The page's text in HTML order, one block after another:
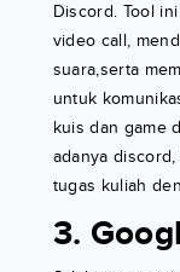
Discord. Tool
video call,
suara,serta
untuk
kuis dan game
adanya
tugas kuliah
3.